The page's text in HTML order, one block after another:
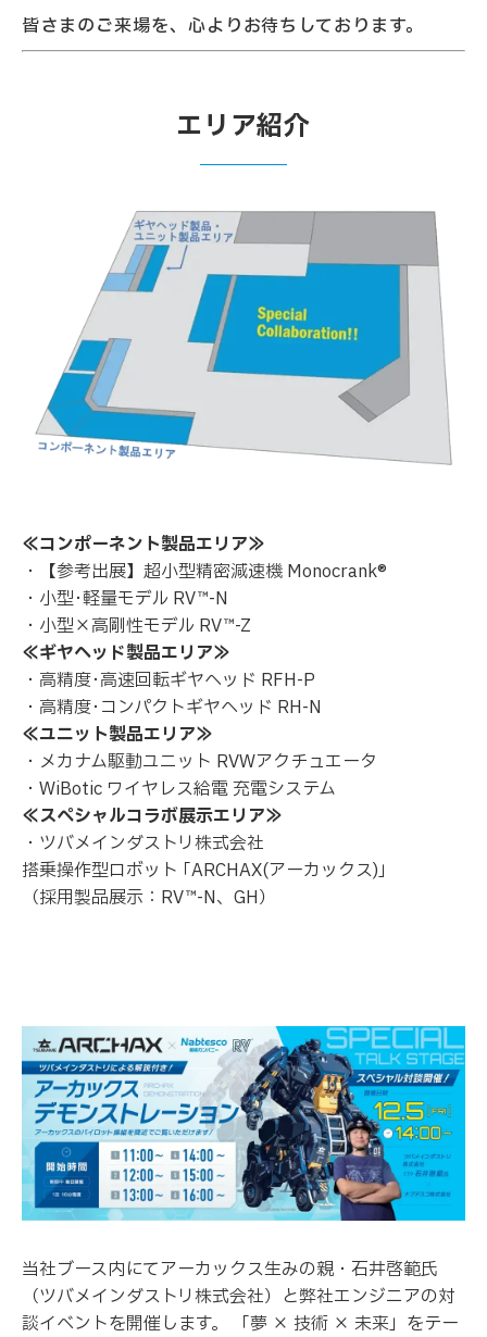
皆さまのご来場を、心よりお待ちしております。
エリア紹介
≪コンポーネント製品エリア≫
・【参考出展】超小型精密減速機 Monocrank®
・小型･軽量モデル RV™-N
・小型×高剛性モデル RV™-Z
≪ギヤヘッド製品エリア≫
・高精度･高速回転ギヤヘッド RFH-P
・高精度･コンパクトギヤヘッド RH-N
≪ユニット製品エリア≫
・メカナム駆動ユニット RVWアクチュエータ
・WiBotic ワイヤレス給電充電システム
≪スペシャルコラボ展示エリア≫
・ツバメインダストリ株式会社
搭乗操作型ロボット ｢ARCHAX(アーカックス)｣
（採用製品展示：RV™-N、GH）
当社ブース内にてアーカックス生みの親・石井啓範氏
（ツバメインダストリ株式会社）と弊社エンジニアの対
談イベントを開催します。 「夢 × 技術 × 未来」をテー